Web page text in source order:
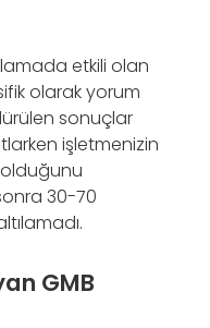
etkili olan
olarak yorum
sonuçlar
işletmenizin
30-70
GMB